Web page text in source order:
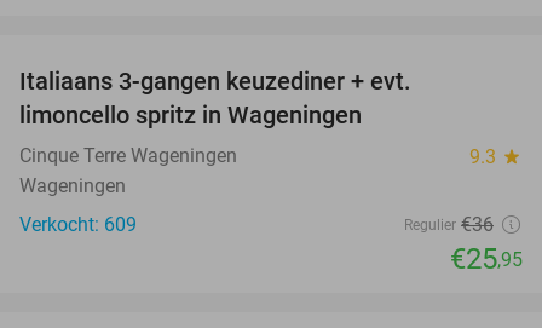
Italiaans 3-gangen keuzediner + evt.
limoncello spritz in Wageningen
Cinque Terre Wageningen 9.3 star
Wageningen
Verkocht: 609
Regulier €36
€25,95